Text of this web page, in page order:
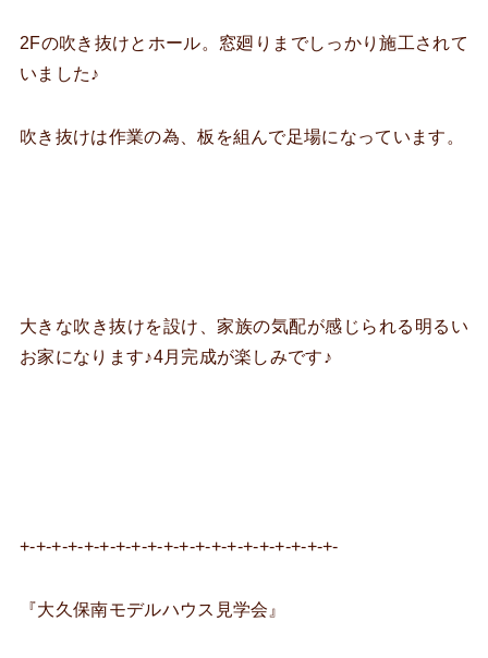
2Fの吹き抜けとホール。窓廻りまでしっかり施工されて
いました♪
吹き抜けは作業の為、板を組んで足場になっています。
大きな吹き抜けを設け、家族の気配が感じられる明るい
お家になります♪4月完成が楽しみです♪
+-+-+-+-+-+-+-+-+-+-+-+-+-+-+-+-+-+-+-+-
『大久保南モデルハウス見学会』